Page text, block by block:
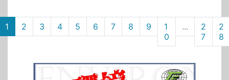
1 2 3 4 5 6 7 8 9
1
0
...
2
7
2
8